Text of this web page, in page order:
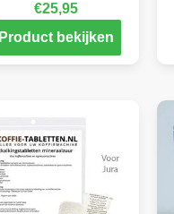
€25,95
Product bekijken